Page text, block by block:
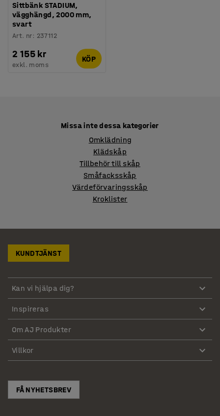
Sittbänk STADIUM,
vägghängd, 2000 mm,
svart
Art. nr: 237112
2 155 kr
exkl. moms
KÖP
Missa inte dessa kategorier
Omklädning
Klädskåp
Tillbehör till skåp
Småfacksskåp
Värdeförvaringsskåp
Kroklister
KUNDTJÄNST
Kan vi hjälpa dig?
Inspireras
Om AJ Produkter
Villkor
FÅ NYHETSBREV